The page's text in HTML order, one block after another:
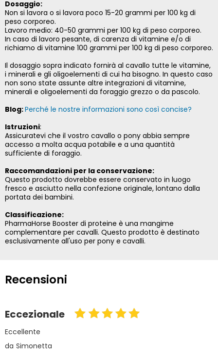
Dosaggio:
Non si lavora o si lavora poco 15-20 grammi per 100 kg di
peso corporeo.
Lavoro medio: 40-50 grammi per 100 kg di peso corporeo.
In caso di lavoro pesante, di carenza di vitamine e/o di
richiamo di vitamine 100 grammi per 100 kg di peso corporeo.
Il dosaggio sopra indicato fornirà al cavallo tutte le vitamine,
i minerali e gli oligoelementi di cui ha bisogno. In questo caso
non sono state assunte altre integrazioni di vitamine,
minerali e oligoelementi da foraggio grezzo o da pascolo.
Blog:Perché le nostre informazioni sono così concise?
Istruzioni:
Assicuratevi che il vostro cavallo o pony abbia sempre
accesso a molta acqua potabile e a una quantità
sufficiente di foraggio.
Raccomandazioni per la conservazione:
Questo prodotto dovrebbe essere conservato in luogo
fresco e asciutto nella confezione originale, lontano dalla
portata dei bambini.
Classificazione:
PharmaHorse Booster di proteine è una mangime
complementare per cavalli. Questo prodotto è destinato
esclusivamente all'uso per pony e cavalli.
Recensioni
Eccezionale
Eccellente
da Simonetta